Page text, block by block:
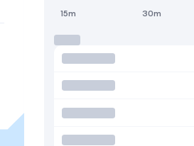
15m 30m